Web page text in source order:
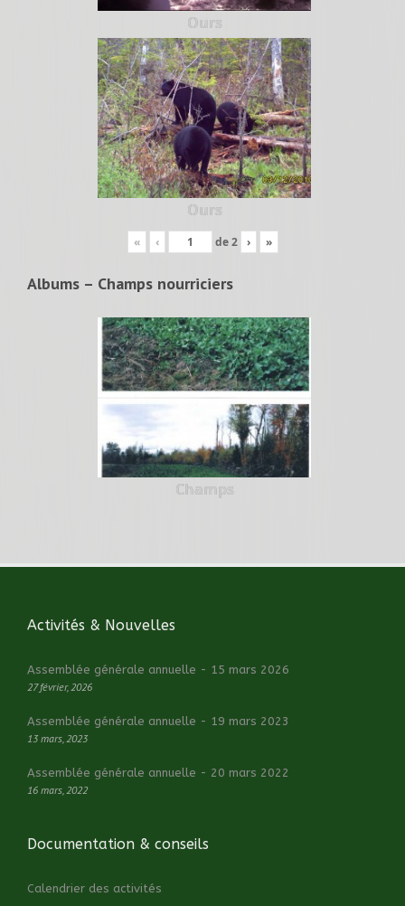
Ours
Ours
« ‹ de2 › »
Albums – Champs nourriciers
Champs
Activités & Nouvelles
Assemblée générale annuelle - 15 mars 2026
27 février, 2026
Assemblée générale annuelle - 19 mars 2023
13 mars, 2023
Assemblée générale annuelle - 20 mars 2022
16 mars, 2022
Documentation & conseils
Calendrier des activités